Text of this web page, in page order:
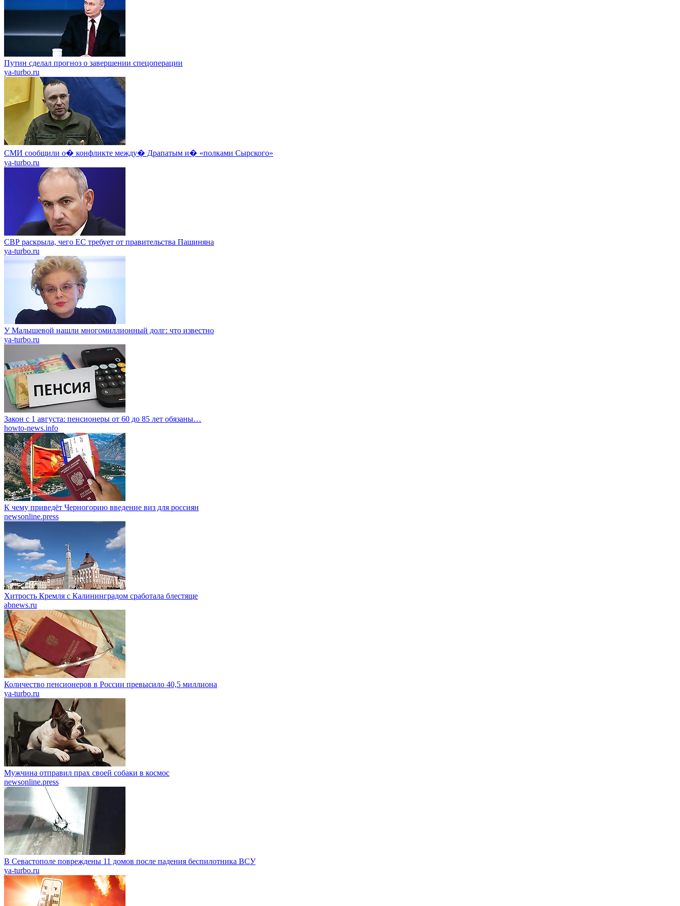
Путин сделал прогноз о завершении спецоперации
ya-turbo.ru
СМИ сообщили о� конфликте между� Драпатым и� «полками Сырского»
ya-turbo.ru
СВР раскрыла, чего ЕС требует от правительства Пашиняна
ya-turbo.ru
У Малышевой нашли многомиллионный долг: что известно
ya-turbo.ru
Закон с 1 августа: пенсионеры от 60 до 85 лет обязаны…
howto-news.info
К чему приведёт Черногорию введение виз для россиян
newsonline.press
Хитрость Кремля с Калининградом сработала блестяще
abnews.ru
Количество пенсионеров в России превысило 40,5 миллиона
ya-turbo.ru
Мужчина отправил прах своей собаки в космос
newsonline.press
В Севастополе повреждены 11 домов после падения беспилотника ВСУ
ya-turbo.ru